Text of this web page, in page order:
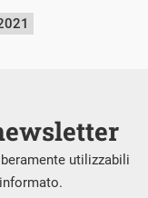
utilizzabili